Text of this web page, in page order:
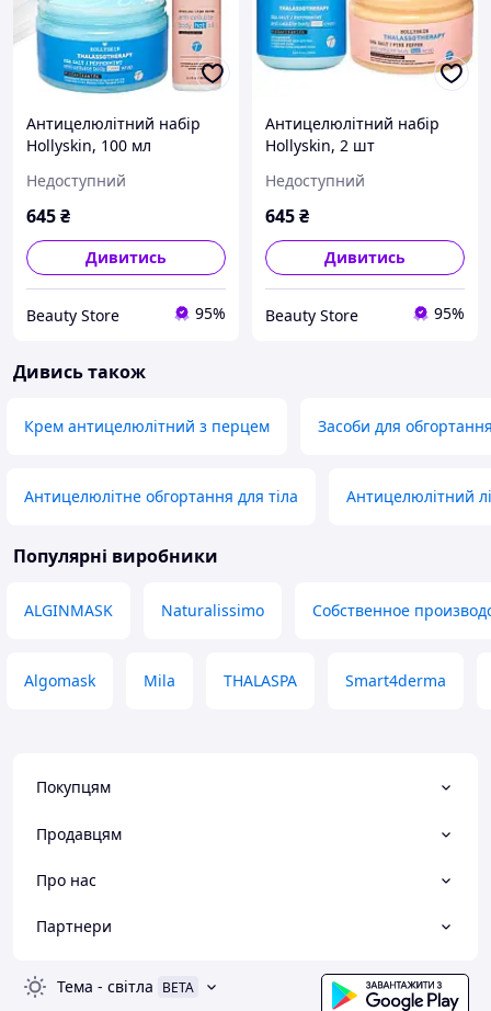
Антицелюлітний набір
Hollyskin, 100 мл
Недоступний
645₴
Дивитись
Beauty Store 95%
Антицелюлітний набір
Hollyskin, 2 шт
Недоступний
645₴
Дивитись
Beauty Store 95%
Дивись також
Крем антицелюлітний з перцем Засоби для
Антицелюлітне обгортання для тіла Антицелюлітний
Популярні виробники
ALGINMASK Naturalissimo Собственное
Algomask Mila THALASPA Smart4derma
Покупцям
Продавцям
Про нас
Партнери
Тема - світла BETA